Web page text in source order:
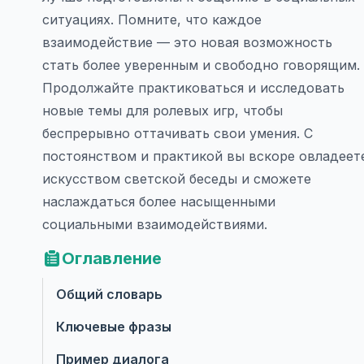
ситуациях. Помните, что каждое
взаимодействие — это новая возможность
стать более уверенным и свободно говорящим.
Продолжайте практиковаться и исследовать
новые темы для ролевых игр, чтобы
беспрерывно оттачивать свои умения. С
постоянством и практикой вы вскоре
искусством светской беседы и сможете
наслаждаться более насыщенными
социальными взаимодействиями.
Оглавление
Общий словарь
Ключевые фразы
Пример диалога